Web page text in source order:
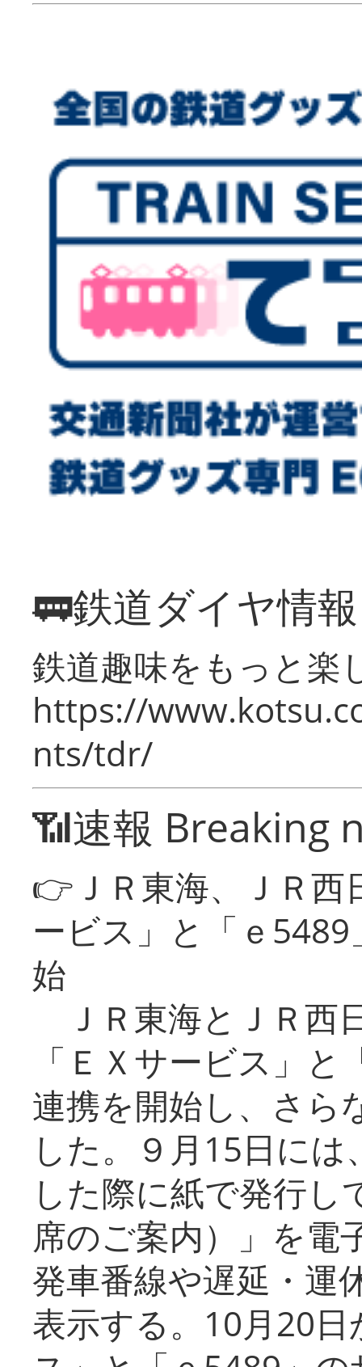
🚃鉄道ダイヤ情
鉄道趣味をもっと楽
https://
nts/tdr/
📶速報 Breaking
👉ＪＲ東海、ＪＲ
ービス」と「ｅ
始
ＪＲ東海とＪＲ西
「ＥＸサービス」
連携を開始し、さら
した。９月15日に
した際に紙で発行し
席のご案内）」を電
発車番線や遅延・運
表示する。10月20